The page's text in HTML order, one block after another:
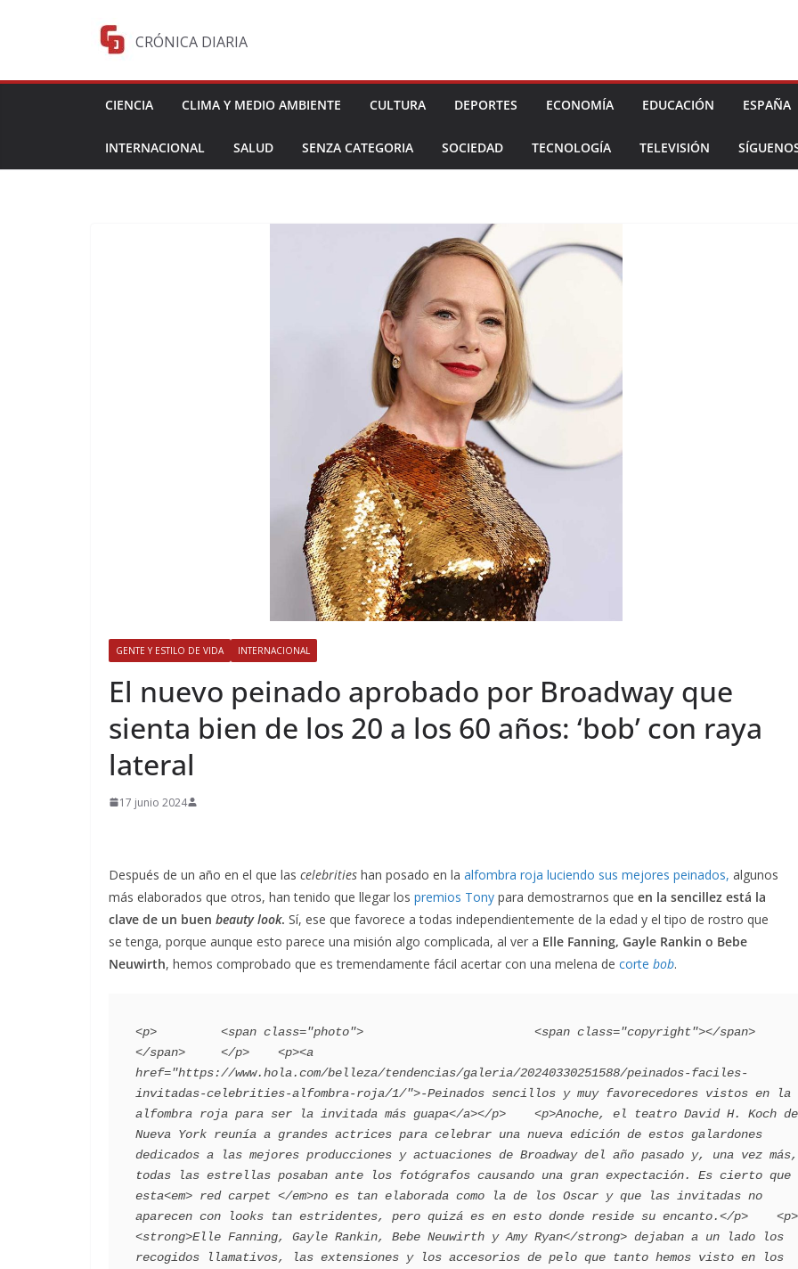
CRÓNICA DIARIA
CIENCIA CLIMA Y MEDIO AMBIENTE CULTURA DEPORTES ECONOMÍA EDUCACIÓN ESPAÑA
INTERNACIONAL SALUD SENZA CATEGORIA SOCIEDAD TECNOLOGÍA TELEVISIÓN
GENTE Y ESTILO DE VIDA INTERNACIONAL
​El nuevo peinado aprobado por Broadway que
sienta bien de los 20 a los 60 años: ‘bob’ con raya
lateral
17 junio 2024
Después de un año en el que las celebrities han posado en la alfombra roja luciendo sus mejores peinados, algunos
más elaborados que otros, han tenido que llegar los premios Tony para demostrarnos que en la sencillez está la
clave de un buen beauty look. Sí, ese que favorece a todas independientemente de la edad y el tipo de rostro que
se tenga, porque aunque esto parece una misión algo complicada, al ver a Elle Fanning, Gayle Rankin o Bebe
Neuwirth, hemos comprobado que es tremendamente fácil acertar con una melena de corte bob.
<p>         <span class="photo">                        <span class="copyright"></span>
</span>     </p>    <p><a
href="https://www.hola.com/belleza/tendencias/galeria/20240330251588/peinados-faciles-
invitadas-celebrities-alfombra-roja/1/">-Peinados sencillos y muy favorecedores vistos en la
alfombra roja para ser la invitada más guapa</a></p>    <p>Anoche, el teatro David H. Koch de
Nueva York reunía a grandes actrices para celebrar una nueva edición de estos galardones
dedicados a las mejores producciones y actuaciones de Broadway del año pasado y, una vez más,
todas las estrellas posaban ante los fotógrafos causando una gran expectación. Es cierto que
esta<em> red carpet </em>no es tan elaborada como la de los Oscar y que las invitadas no
aparecen con looks tan estridentes, pero quizá es en esto donde reside su encanto.</p>    <p>
<strong>Elle Fanning, Gayle Rankin, Bebe Neuwirth y Amy Ryan</strong> dejaban a un lado los
recogidos llamativos, las extensiones y los accesorios de pelo que tanto hemos visto en los